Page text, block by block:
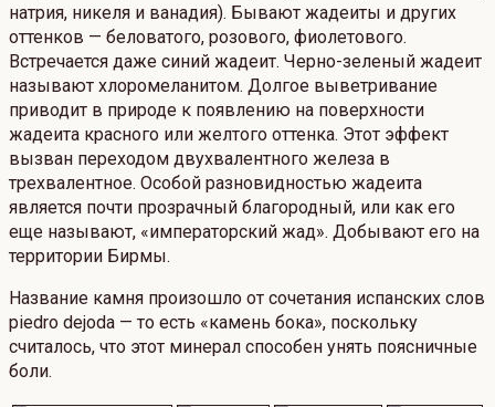
натрия, никеля и ванадия). Бывают жадеиты и других
оттенков — беловатого, розового, фиолетового.
Встречается даже синий жадеит. Черно-зеленый жадеит
называют хлоромеланитом. Долгое выветривание
приводит в природе к появлению на поверхности
жадеита красного или желтого оттенка. Этот эффект
вызван переходом двухвалентного железа в
трехвалентное. Особой разновидностью жадеита
является почти прозрачный благородный, или как его
еще называют, «императорский жад». Добывают его на
территории Бирмы.
Название камня произошло от сочетания испанских слов
piedro dejoda — то есть «камень бока», поскольку
считалось, что этот минерал способен унять поясничные
боли.